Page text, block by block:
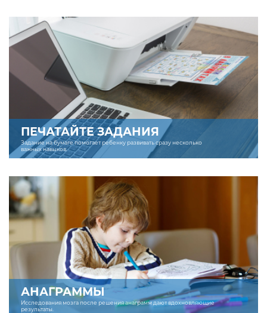
ПЕЧАТАЙТЕ ЗАДАНИЯ
Задание на бумаге помогает ребенку развивать сразу несколько
важных навыков.
АНАГРАММЫ
Исследования мозга после решения анаграмм дают вдохновляющие
результаты.